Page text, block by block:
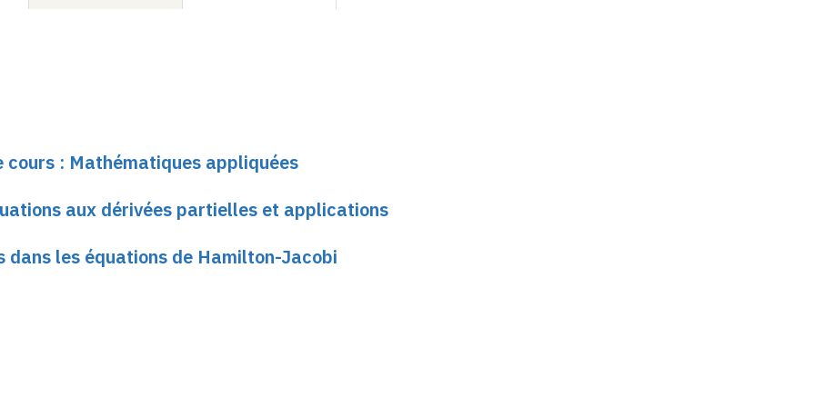
: Mathématiques appliquées
aux dérivées partielles et applications
les équations de Hamilton-Jacobi